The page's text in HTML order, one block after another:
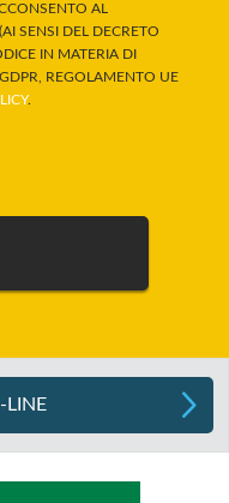
AL
SENSI DEL DECRETO
IN MATERIA DI
REGOLAMENTO UE
.
LINE